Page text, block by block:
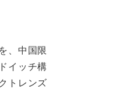
、中国限
イッチ構
トレンズ